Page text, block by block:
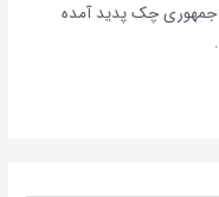
جمهوری چک پدید آمده